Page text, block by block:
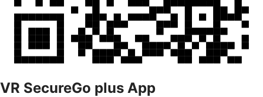
VR SecureGo plus App